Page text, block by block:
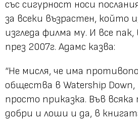
със сигурност носи
за всеки възрастен, който
изгледа филма му. И все
през 2007г. Адамс казва:
“Не мисля, че има
общества в Watership Down,
просто приказка. Във всяка
добри и лоши и да, в